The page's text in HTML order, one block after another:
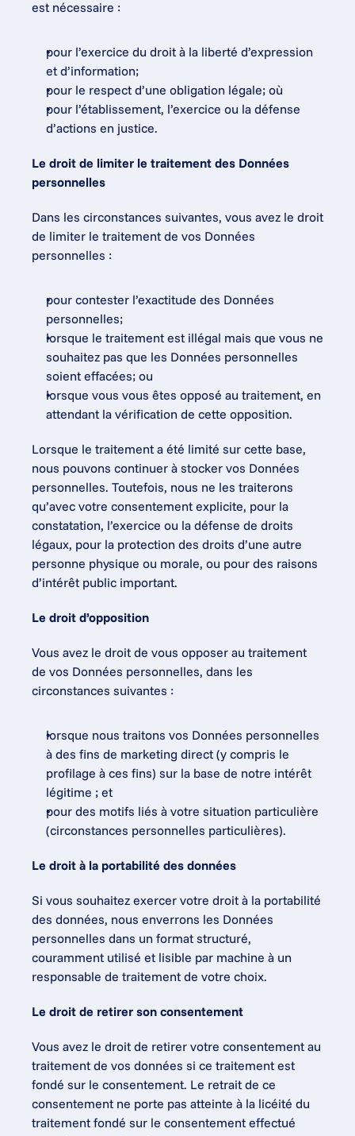
est nécessaire :
pour l’exercice du droit à la liberté d’expression
et d’information;
pour le respect d’une obligation légale; où
pour l’établissement, l’exercice ou la défense
d’actions en justice.
Le droit de limiter le traitement des Données
personnelles
Dans les circonstances suivantes, vous avez le droit
de limiter le traitement de vos Données
personnelles :
pour contester l’exactitude des Données
personnelles;
lorsque le traitement est illégal mais que vous ne
souhaitez pas que les Données personnelles
soient effacées; ou
lorsque vous vous êtes opposé au traitement, en
attendant la vérification de cette opposition.
Lorsque le traitement a été limité sur cette base,
nous pouvons continuer à stocker vos Données
personnelles. Toutefois, nous ne les traiterons
qu’avec votre consentement explicite, pour la
constatation, l’exercice ou la défense de droits
légaux, pour la protection des droits d’une autre
personne physique ou morale, ou pour des raisons
d’intérêt public important.
Le droit d’opposition
Vous avez le droit de vous opposer au traitement
de vos Données personnelles, dans les
circonstances suivantes :
lorsque nous traitons vos Données personnelles
à des fins de marketing direct (y compris le
profilage à ces fins) sur la base de notre intérêt
légitime ; et
pour des motifs liés à votre situation particulière
(circonstances personnelles particulières).
Le droit à la portabilité des données
Si vous souhaitez exercer votre droit à la portabilité
des données, nous enverrons les Données
personnelles dans un format structuré,
couramment utilisé et lisible par machine à un
responsable de traitement de votre choix.
Le droit de retirer son consentement
Vous avez le droit de retirer votre consentement au
traitement de vos données si ce traitement est
fondé sur le consentement. Le retrait de ce
consentement ne porte pas atteinte à la licéité du
traitement fondé sur le consentement effectué